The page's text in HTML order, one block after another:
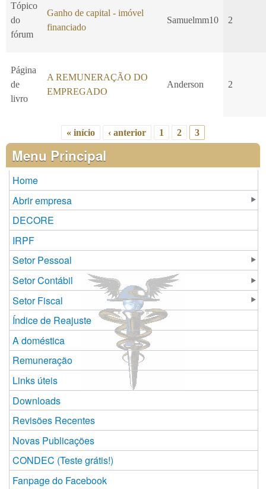
Tópico
do
fórum
Ganho de capital - imóvel
financiado
Samuelmm10 2
Página
de
livro
A REMUNERAÇÃO DO
EMPREGADO
Anderson 2
Páginas
« início ‹ anterior 1 2 3
Menu Principal
Home
Abrir empresa
DECORE
IRPF
Setor Pessoal
Setor Contábil
Setor Fiscal
Índice de Reajuste
A doméstica
Remuneração
Links úteis
Downloads
Revisões Recentes
Novas Publicações
CONDEC (Teste grátis!)
Fanpage do Facebook